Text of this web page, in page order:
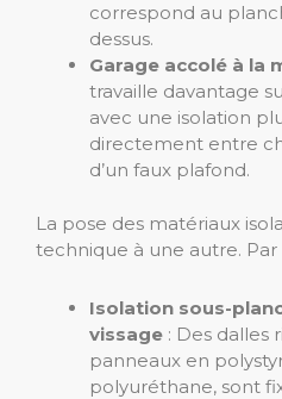
correspond au
dessus.
Garage accolé à la
travaille davantage
avec une isolation
directement entre
d’un faux plafond.
La pose des matériaux
technique à une autre.
Isolation sous-
vissage : Des dalles
panneaux en
polyuréthane, sont